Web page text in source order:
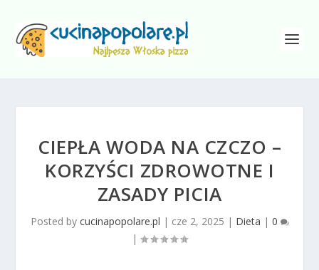
CIEPŁA WODA NA CZCZO –
KORZYŚCI ZDROWOTNE I
ZASADY PICIA
Posted by cucinapopolare.pl | cze 2, 2025 | Dieta | 0
|